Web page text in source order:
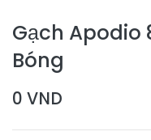
Gạch Apodio
Bóng
0 VND